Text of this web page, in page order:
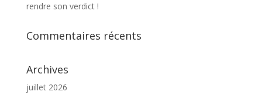
rendre son verdict !
Commentaires récents
Archives
juillet 2026